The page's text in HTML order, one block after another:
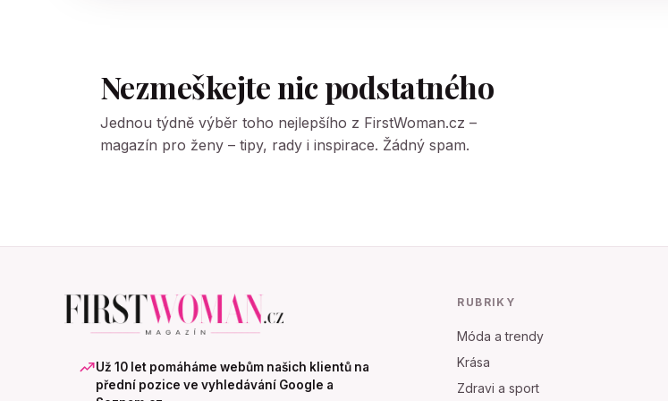
Nezmeškejte nic podstatného
Jednou týdně výběr toho nejlepšího z FirstWoman.cz –
magazín pro ženy – tipy, rady i inspirace. Žádný spam.
Už 10 let pomáháme webům našich klientů na
přední pozice ve vyhledávání Google a
RUBRIKY
Móda a trendy
Krása
Zdravi a sport